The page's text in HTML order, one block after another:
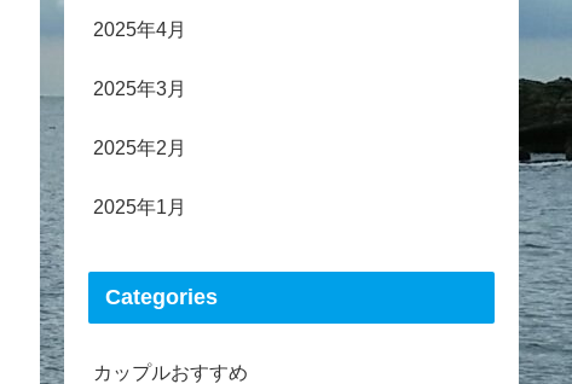
2025年4月
2025年3月
2025年2月
2025年1月
Categories
カップルおすすめ